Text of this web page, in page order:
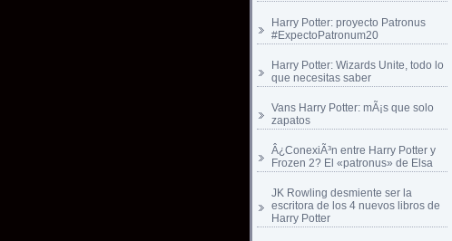
Harry Potter: proyecto Patronus
#ExpectoPatronum20
Harry Potter: Wizards Unite, todo lo
que necesitas saber
Vans Harry Potter: mÃ¡s que solo
zapatos
Â¿ConexiÃ³n entre Harry Potter y
Frozen 2? El «patronus» de Elsa
JK Rowling desmiente ser la
escritora de los 4 nuevos libros de
Harry Potter